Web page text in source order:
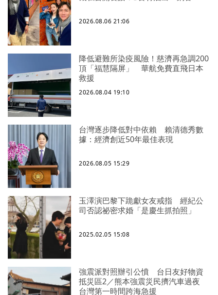
2026.08.06 21:06
降低避難所染疫風險！慈濟再急調200
頂「福慧隔屏」 華航免費直飛日本
救援
2026.08.04 19:10
台灣逐步降低對中依賴 賴清德秀數
據：經濟創近50年最佳表現
2026.08.05 15:29
玉澤演巴黎下跪獻女友戒指 經紀公
司否認祕密求婚「是慶生抓拍照」
2025.02.05 15:08
強震派對照辦引公憤 台日友好物資
抵災區2／熊本強震災民擠汽車過夜
台灣第一時間跨海急援